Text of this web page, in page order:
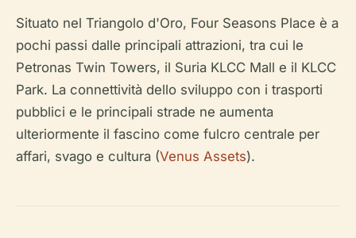
Situato nel Triangolo d'Oro, Four Seasons Place è a
pochi passi dalle principali attrazioni, tra cui le
Petronas Twin Towers, il Suria KLCC Mall e il KLCC
Park. La connettività dello sviluppo con i trasporti
pubblici e le principali strade ne aumenta
ulteriormente il fascino come fulcro centrale per
affari, svago e cultura (Venus Assets).